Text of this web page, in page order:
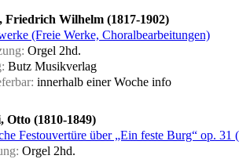
Friedrich Wilhelm (1817-1902)
(Freie Werke, Choralbearbeitungen)
Orgel 2hd.
Butz Musikverlag
innerhalb einer Woche info
Otto (1810-1849)
Festouvertüre über „Ein feste Burg“ op. 31
Orgel 2hd.